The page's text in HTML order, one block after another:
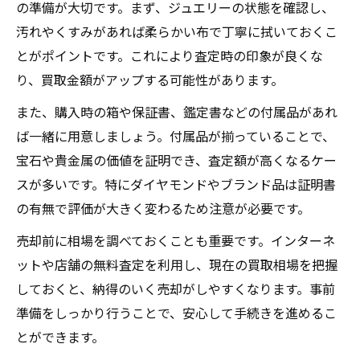
ジュエリーの素材やブランドの価値判断
評価基準を知って納得の買取を目指す
プロ査定士による価値の見極めポイント
ジュエリー市場の動向と価値変動の解説
査定で重視されるジュエリーの特徴紹介
初めてでも安心なジュエリー買取の流れ
初めてのジュエリー買取で気を付けること
店舗持ち込みと宅配買取の流れ徹底比較
ジュエリー査定から現金化までの手順
本人確認や必要書類の準備ポイント
査定結果の確認と納得の売却判断法
納得できるジュエリー売却のポイント紹介
の準備が大切です。まず、ジュエリーの状態を確認し、
汚れやくすみがあれば柔らかい布で丁寧に拭いておくこ
とがポイントです。これにより査定時の印象が良くな
り、買取金額がアップする可能性があります。
また、購入時の箱や保証書、鑑定書などの付属品があれ
ば一緒に用意しましょう。付属品が揃っていることで、
宝石や貴金属の価値を証明でき、査定額が高くなるケー
スが多いです。特にダイヤモンドやブランド品は証明書
の有無で評価が大きく変わるため注意が必要です。
売却前に相場を調べておくことも重要です。インターネ
ットや店舗の無料査定を利用し、現在の買取相場を把握
しておくと、納得のいく売却がしやすくなります。事前
準備をしっかり行うことで、安心して手続きを進めるこ
とができます。